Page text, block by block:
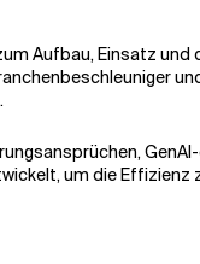
Aufbau, Einsatz und
um die Effizienz